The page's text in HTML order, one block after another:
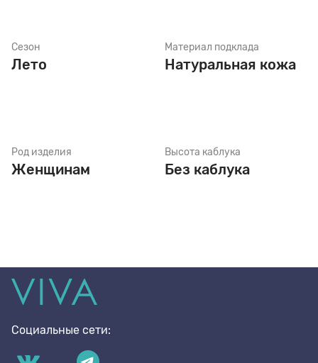
Сезон
Лето
Род изделия
Женщинам
Материал подклада
Натуральная кожа
Высота каблука
Без каблука
Социальные сети: